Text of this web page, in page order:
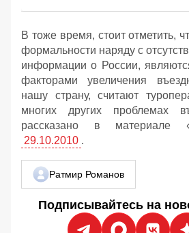
В тоже время, стоит отметить,
формальности наряду с
информации о России,
факторами увеличения
нашу страну, считают
многих других проблемах
рассказано в материале
29.10.2010 .
Ратмир Романов
Подписывайтесь на